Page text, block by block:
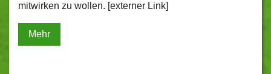
mitwirken zu wollen. [externer Link]
Mehr